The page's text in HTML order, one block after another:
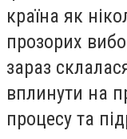
країна як
прозорих
зараз
вплинути на
процесу та